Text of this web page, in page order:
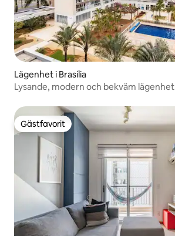
Lägenhet i Brasília
Lysande, modern och bekväm lägenhet
Gästfavorit
Gästfavorit